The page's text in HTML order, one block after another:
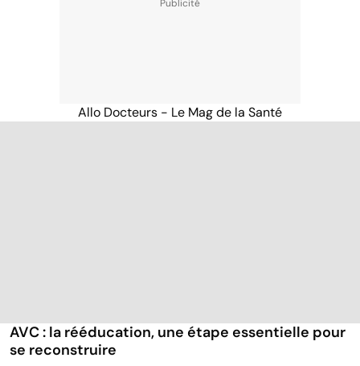
Allo Docteurs - Le Mag de la Santé
AVC : la rééducation, une étape essentielle pour
se reconstruire